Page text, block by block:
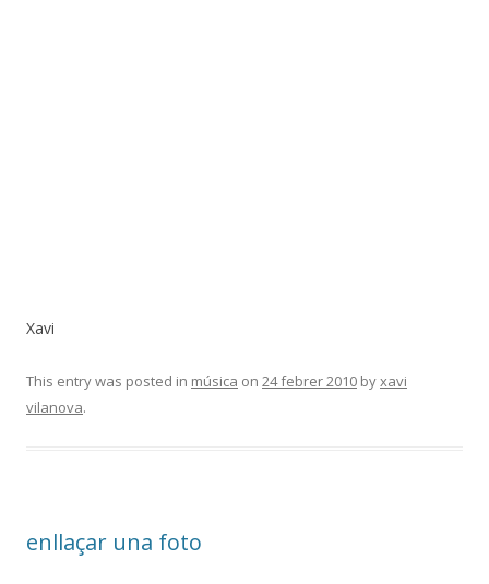
Xavi
This entry was posted in música on 24 febrer 2010 byxavi
vilanova.
enllaçar una foto